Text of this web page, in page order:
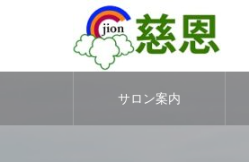
サロン案内